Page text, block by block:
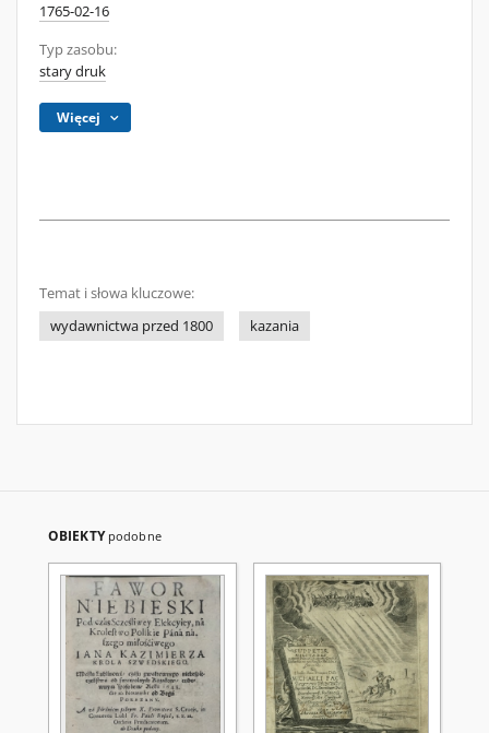
1765-02-16
Typ zasobu:
stary druk
Więcej
Temat i słowa kluczowe:
wydawnictwa przed 1800
kazania
OBIEKTY podobne